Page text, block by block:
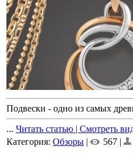
Подвески - одно из самых
... Читать статью | Смотреть
Категория: Обзоры | 567 |